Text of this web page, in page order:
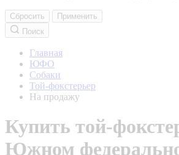
Сбросить
Применить
Поиск
Главная
ЮФО
Собаки
Той-фокстерьер
На продажу
Купить той-
Южном